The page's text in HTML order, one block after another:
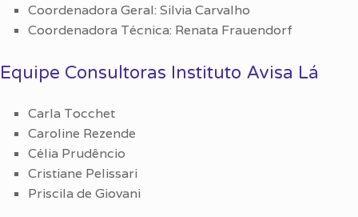
Coordenadora Geral: Silvia Carvalho
Coordenadora Técnica: Renata Frauendorf
Equipe Consultoras Instituto Avisa Lá
Carla Tocchet
Caroline Rezende
Célia Prudêncio
Cristiane Pelissari
Priscila de Giovani